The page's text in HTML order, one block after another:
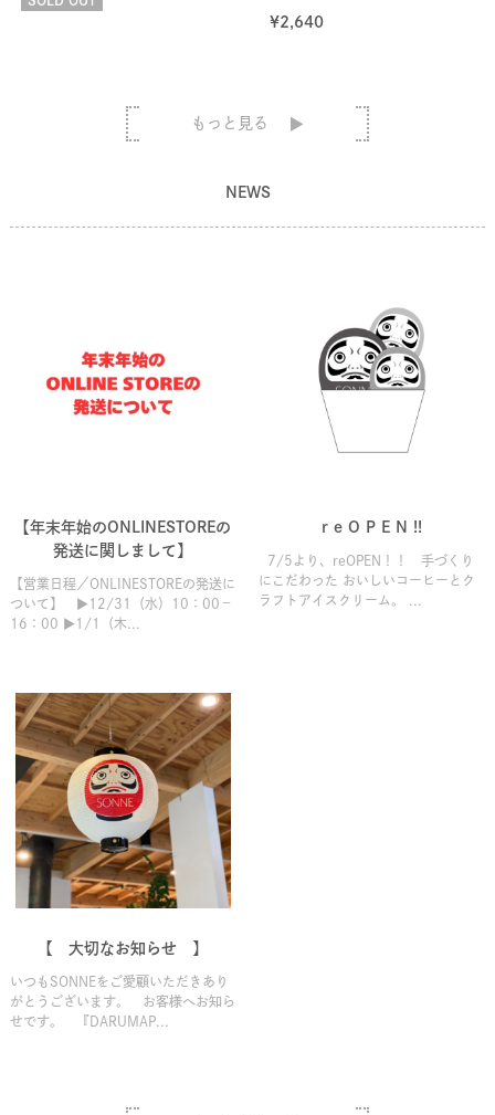
¥2,640
もっと見る
NEWS
【年末年始のONLINESTOREの
発送に関しまして】
【営業日程／ONLINESTOREの発送に
ついて】 ▶12/31（水）10：00－
16：00 ▶1/1（木...
r e O P E N !!
7/5より、reOPEN！！ 手づくり
にこだわった おいしいコーヒーとク
ラフトアイスクリーム。 ...
【 大切なお知らせ 】
いつもSONNEをご愛顧いただきあり
がとうございます。 お客様へお知ら
せです。 『DARUMAP...